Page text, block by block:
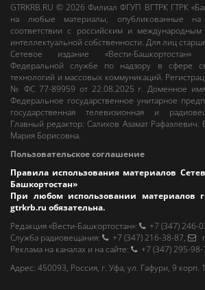
GTRKRB.RU © 2026Филиал ФГУП ВГТРК ГТРК
на любые материалы, опубликованные
соответствии с российским и международным
интеллектуальной собственности. Для лиц
Сетевое издание «Вести-Башкортостан»
Федеральной службе по надзору в сфере
технологий и массовых коммуникаций.
№ ФС 77-89959 от 22.08.2025 г. Доменное
Федеральное государственное унитарное
государственная телевизионная и
Главный редактор:Салихов Азамат Рафаэлевич.
Мария Борисовна.
Пользовательское соглашение
Правила использования материалов
Башкортостан»
При любом использовании материалов
gtrkrb.ru обязательна.
Редакция «Вести-Башкортостан»: +7 (347) 246-
Cлужба радиовещания: +7 (347) 216-38-87,
Реклама на каналах и на сайте: +7 (347) 295-98-
Адрес: 450093, Россия, г. Уфа, ул. Гафури, 9 корп. 1